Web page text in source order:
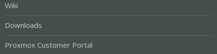
Wiki
Downloads
Proxmox Customer Portal